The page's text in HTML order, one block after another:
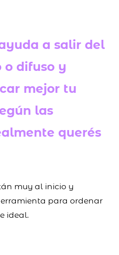
a salir del
o difuso y
mejor tu
las
querés
muy al inicio y
para ordenar
ideal.